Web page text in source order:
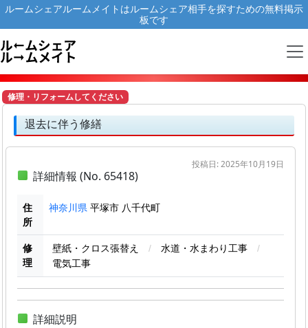
ルームシェアルームメイトはルームシェア相手を探すための無料掲示
板です
修理・リフォームしてください
退去に伴う修繕
投稿日: 2025年10月19日
詳細情報 (No. 65418)
住
所
神奈川県 平塚市 八千代町
修
理
壁紙・クロス張替え / 水道・水まわり工事
/
電気工事
詳細説明